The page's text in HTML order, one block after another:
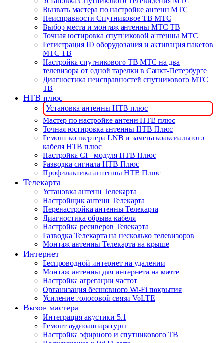
Вызвать мастера по настройке антенн МТС
Неисправности Спутниковое ТВ МТС
Выбор места и монтаж антенны МТС ТВ
Точная юстировка спутниковой антенны МТС
Регистрация ID оборудования и активация пакетов
МТС ТВ
Настройка спутникового ТВ МТС на два
телевизора от одной тарелки в Санкт-Петербурге
Диагностика неисправностей спутникового МТС
ТВ
НТВ плюс
Установка антенны НТВ плюс
Мастер по настройке антенн НТВ плюс
Точная юстировка антенны НТВ Плюс
Ремонт конвертера LNB и замена коаксиального
кабеля НТВ плюс
Настройка CI+ модуля НТВ Плюс
Разводка сигнала НТВ Плюс
Профилактика антенны НТВ Плюс
Телекарта
Установка антенн Телекарта
Настройщик антенн Телекарта
Перенастройка антенны Телекарта
Диагностика обрыва кабеля
Настройка ресиверов Телекарта
Разводка Телекарта на несколько телевизоров
Монтаж антенны Телекарта на крыше
Интернет
Беспроводной интернет на удалении
Монтаж антенны для интернета на мачте
Настройка агрегации частот
Организация бесшовного Wi-Fi покрытия
Усиление голосовой связи VoLTE
Вызов мастера
Интеграция акустики 5.1
Ремонт аудиоаппаратуры
Настройка эфирного и спутникового ТВ